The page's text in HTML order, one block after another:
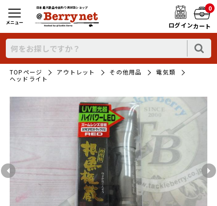
日本最大新品中古釣り具WEBショップ
ログイン
0
カート
メニュー
TOPページ アウトレット その他用品
電気類
ヘッドライト